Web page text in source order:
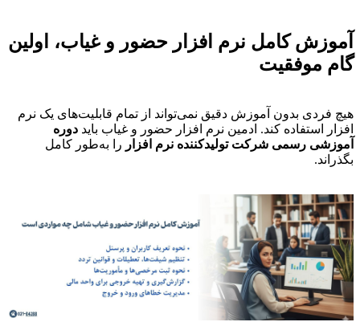
آموزش کامل نرم افزار حضور و غیاب، اولین
گام موفقیت
هیچ فردی بدون آموزش دقیق نمی‌تواند از تمام قابلیت‌های یک نرم
افزار استفاده کند. ادمین نرم افزار حضور و غیاب باید دوره
آموزشی رسمی شرکت تولیدکننده نرم افزار را به‌طور کامل
بگذراند.